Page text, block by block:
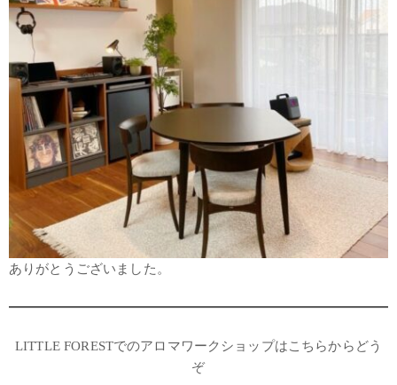
ありがとうございました。
LITTLE FORESTでのアロマワークショップはこちらからどう
ぞ